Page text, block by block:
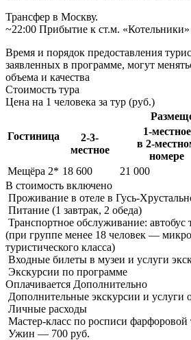
Трансфер в Москву.
~22:00 Прибытие к ст.м. «Котельники»
Время и порядок предоставления
заявленных в программе, могут
объема и качества
Стоимость тура
Цена на 1 человека за тур (руб.)
Гостиница
2-3-
местное
1-местное
в 2-
номере
Мещёра 2* 18 600 21 000
В стоимость включено
Проживание в отеле в Гусь-
Питание (1 завтрак, 2 обеда)
Транспортное обслуживание: автобус
(при группе менее 18 человек —
туристического класса)
Входные билеты в музеи и услуги
Экскурсии по программе
Оплачивается Дополнительно
Дополнительные экскурсии и услуги
Личные расходы
Мастер-класс по росписи
Ужин — 700 руб.